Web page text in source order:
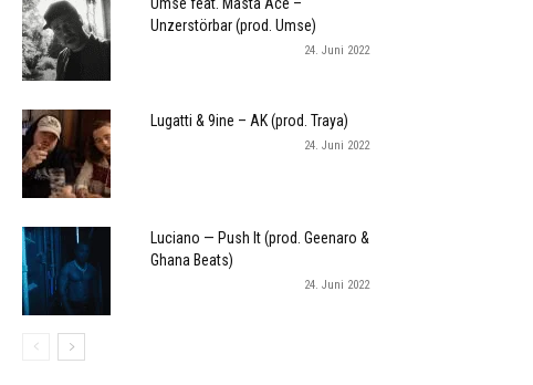
Unzerstörbar (prod. Umse)
24. Juni 2022
Lugatti & 9ine – AK (prod. Traya)
24. Juni 2022
Luciano — Push It (prod. Geenaro &
Ghana Beats)
24. Juni 2022